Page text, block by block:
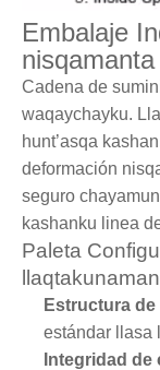
Embalaje
Cadena de
waqaychayku.
hunt’asqa
deformación
seguro
kashanku linea
Paleta
Estructura de
estándar llasa
Integridad de